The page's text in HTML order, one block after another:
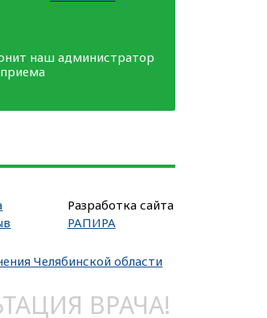
наш администратор
Челябинской области
ВРАЧА!
Разработка сайта
РАПИРА